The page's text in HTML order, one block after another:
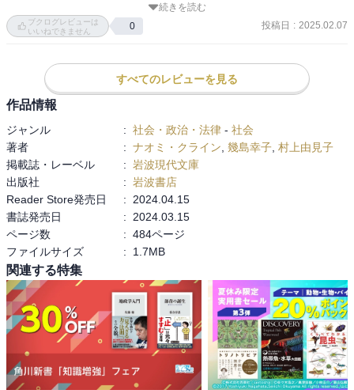
に作り変える政策
ショックドクトリンの政策設計者として、経済学者フリードマンを
強く批判する論調。国と大企業のコーポラティズムが自由の枠組み
を決めている点が問題なのだと思う
アメリカがアラブ世界に干渉するのは、アメリカの平和や宗教対立
のためでなく、未開拓のアラブ市場を獲得するため とのこと
続きを読む
ブクログレビューは
いいねできません
0 投稿日 : 2025.02.07
すべてのレビューを見る
作品情報
ジャンル : 社会・政治・法律 - 社会
著者
: ナオミ・クライン 幾島幸子 村上由見子
掲載誌・レーベル
: 岩波現代文庫
出版社
: 岩波書店
Reader Store発売日
:
2024.04.15
書誌発売日
:
2024.03.15
ページ数
: 484ページ
ファイルサイズ
: 1.7MB
関連する特集